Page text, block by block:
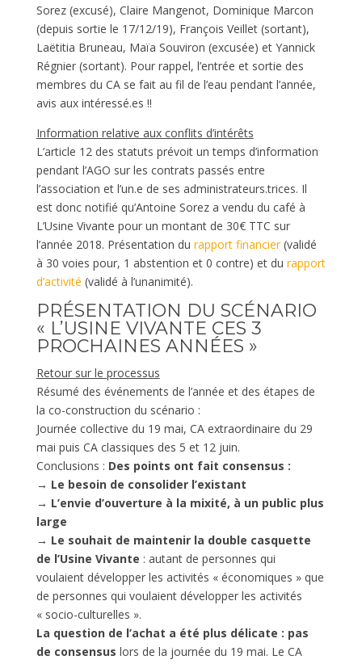
Sorez (excusé), Claire Mangenot, Dominique Marcon
(depuis sortie le 17/12/19), François Veillet (sortant),
Laëtitia Bruneau, Maïa Souviron (excusée) et Yannick
Régnier (sortant). Pour rappel, l’entrée et sortie des
membres du CA se fait au fil de l’eau pendant l’année,
avis aux intéressé.es !!
Information relative aux conflits d’intérêts
L’article 12 des statuts prévoit un temps d’information
pendant l’AGO sur les contrats passés entre
l’association et l’un.e de ses administrateurs.trices. Il
est donc notifié qu’Antoine Sorez a vendu du café à
L’Usine Vivante pour un montant de 30€ TTC sur
l’année 2018. Présentation du rapport financier(validé
à 30 voies pour, 1 abstention et 0 contre) et du rapport
d’activité (validé à l’unanimité).
PRÉSENTATION DU SCÉNARIO
« L’USINE VIVANTE CES 3
PROCHAINES ANNÉES »
Retour sur le processus
Résumé des événements de l’année et des étapes de
la co-construction du scénario :
Journée collective du 19 mai, CA extraordinaire du 29
mai puis CA classiques des 5 et 12 juin.
Conclusions : Des points ont fait consensus :
→ Le besoin de consolider l’existant
→ L’envie d’ouverture à la mixité, à un public plus
large
→ Le souhait de maintenir la double casquette
de l’Usine Vivante : autant de personnes qui
voulaient développer les activités « économiques » que
de personnes qui voulaient développer les activités
« socio-culturelles ».
La question de l’achat a été plus délicate : pas
de consensus lors de la journée du 19 mai. Le CA